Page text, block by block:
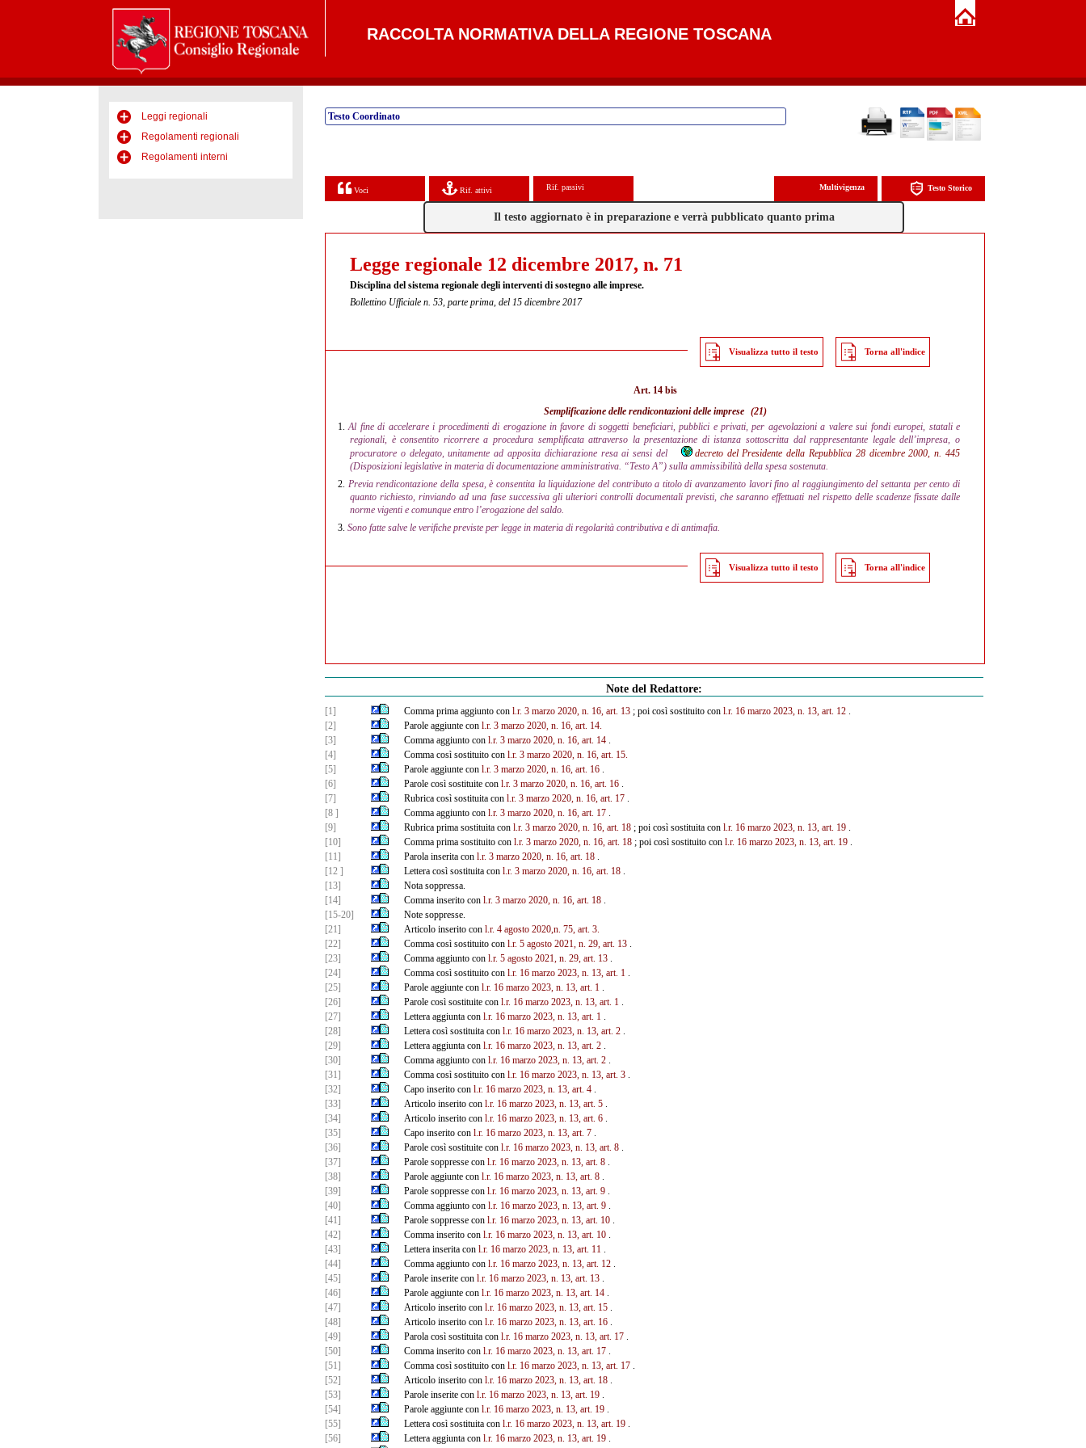
RACCOLTA NORMATIVA DELLA REGIONE TOSCANA
Leggi regionali
Regolamenti regionali
Regolamenti interni
Testo Coordinato
Voci Rif. attivi Rif. passivi Testo Storico
Multivigenza
Il testo aggiornato è in preparazione e verrà pubblicato quanto prima
Legge regionale 12 dicembre 2017, n. 71
Disciplina del sistema regionale degli interventi di sostegno alle imprese.
Bollettino Ufficiale n. 53, parte prima, del 15 dicembre 2017
Visualizza tutto il testo Torna all'indice
Art. 14 bis
Semplificazione delle rendicontazioni delle imprese (21)
1.Al fine di accelerare i procedimenti di erogazione in favore di soggetti beneficiari, pubblici e privati, per agevolazioni a valere sui fondi europei, statali e
regionali, è consentito ricorrere a procedura semplificata attraverso la presentazione di istanza sottoscritta dal rappresentante legale dell’impresa, o
procuratore o delegato, unitamente ad apposita dichiarazione resa ai sensi del
decreto del Presidente della Repubblica 28 dicembre 2000, n. 445
(Disposizioni legislative in materia di documentazione amministrativa. “Testo A”) sulla ammissibilità della spesa sostenuta.
2. Previa rendicontazione della spesa, è consentita la liquidazione del contributo a titolo di avanzamento lavori fino al raggiungimento del settanta per cento di
quanto richiesto, rinviando ad una fase successiva gli ulteriori controlli documentali previsti, che saranno effettuati nel rispetto delle scadenze fissate dalle
norme vigenti e comunque entro l’erogazione del saldo.
3. Sono fatte salve le verifiche previste per legge in materia di regolarità contributiva e di antimafia.
Visualizza tutto il testo Torna all'indice
Note del Redattore:
[1] Comma prima aggiunto con l.r. 3 marzo 2020, n. 16, art. 13; poi così sostituito con l.r. 16 marzo 2023, n. 13, art. 12.
[2]
Parole aggiunte con l.r. 3 marzo 2020, n. 16, art. 14.
[3]
Comma aggiunto con l.r. 3 marzo 2020, n. 16, art. 14.
[4]
Comma così sostituito con l.r. 3 marzo 2020, n. 16, art. 15.
[5]
Parole aggiunte con l.r. 3 marzo 2020, n. 16, art. 16.
[6]
Parole così sostituite con l.r. 3 marzo 2020, n. 16, art. 16.
[7]
Rubrica così sostituita con l.r. 3 marzo 2020, n. 16, art. 17.
[8 ]
Comma aggiunto con l.r. 3 marzo 2020, n. 16, art. 17.
[9]
Rubrica prima sostituita con l.r. 3 marzo 2020, n. 16, art. 18; poi così sostituita con l.r. 16 marzo 2023, n. 13, art. 19.
[10]
Comma prima sostituito con l.r. 3 marzo 2020, n. 16, art. 18; poi così sostituito con l.r. 16 marzo 2023, n. 13, art. 19.
[11]
Parola inserita con l.r. 3 marzo 2020, n. 16, art. 18.
[12 ]
Lettera così sostituita con l.r. 3 marzo 2020, n. 16, art. 18.
[13]
Nota soppressa.
[14]
Comma inserito con l.r. 3 marzo 2020, n. 16, art. 18.
[15-20]
Note soppresse.
[21]
Articolo inserito con l.r. 4 agosto 2020,n. 75, art. 3.
[22]
Comma così sostituito con l.r. 5 agosto 2021, n. 29, art. 13.
[23]
Comma aggiunto con l.r. 5 agosto 2021, n. 29, art. 13.
[24]
Comma così sostituito con l.r. 16 marzo 2023, n. 13, art. 1.
[25]
Parole aggiunte con l.r. 16 marzo 2023, n. 13, art. 1.
[26]
Parole così sostituite con l.r. 16 marzo 2023, n. 13, art. 1.
[27]
Lettera aggiunta con l.r. 16 marzo 2023, n. 13, art. 1.
[28]
Lettera così sostituita con l.r. 16 marzo 2023, n. 13, art. 2.
[29]
Lettera aggiunta con l.r. 16 marzo 2023, n. 13, art. 2.
[30]
Comma aggiunto con l.r. 16 marzo 2023, n. 13, art. 2.
[31]
Comma così sostituito con l.r. 16 marzo 2023, n. 13, art. 3.
[32]
Capo inserito con l.r. 16 marzo 2023, n. 13, art. 4.
[33]
Articolo inserito con l.r. 16 marzo 2023, n. 13, art. 5.
[34]
Articolo inserito con l.r. 16 marzo 2023, n. 13, art. 6.
[35]
Capo inserito con l.r. 16 marzo 2023, n. 13, art. 7.
[36]
Parole così sostituite con l.r. 16 marzo 2023, n. 13, art. 8.
[37]
Parole soppresse con l.r. 16 marzo 2023, n. 13, art. 8.
[38]
Parole aggiunte con l.r. 16 marzo 2023, n. 13, art. 8.
[39]
Parole soppresse con l.r. 16 marzo 2023, n. 13, art. 9.
[40]
Comma aggiunto con l.r. 16 marzo 2023, n. 13, art. 9.
[41]
Parole soppresse con l.r. 16 marzo 2023, n. 13, art. 10.
[42]
Comma inserito con l.r. 16 marzo 2023, n. 13, art. 10.
[43]
Lettera inserita con l.r. 16 marzo 2023, n. 13, art. 11.
[44]
Comma aggiunto con l.r. 16 marzo 2023, n. 13, art. 12.
[45]
Parole inserite con l.r. 16 marzo 2023, n. 13, art. 13.
[46]
Parole aggiunte con l.r. 16 marzo 2023, n. 13, art. 14.
[47]
Articolo inserito con l.r. 16 marzo 2023, n. 13, art. 15.
[48]
Articolo inserito con l.r. 16 marzo 2023, n. 13, art. 16.
[49]
Parola così sostituita con l.r. 16 marzo 2023, n. 13, art. 17.
[50]
Comma inserito con l.r. 16 marzo 2023, n. 13, art. 17.
[51]
Comma così sostituito con l.r. 16 marzo 2023, n. 13, art. 17.
[52]
Articolo inserito con l.r. 16 marzo 2023, n. 13, art. 18.
[53]
Parole inserite con l.r. 16 marzo 2023, n. 13, art. 19.
[54]
Parole aggiunte con l.r. 16 marzo 2023, n. 13, art. 19.
[55]
Lettera così sostituita con l.r. 16 marzo 2023, n. 13, art. 19.
[56]
Lettera aggiunta con l.r. 16 marzo 2023, n. 13, art. 19.